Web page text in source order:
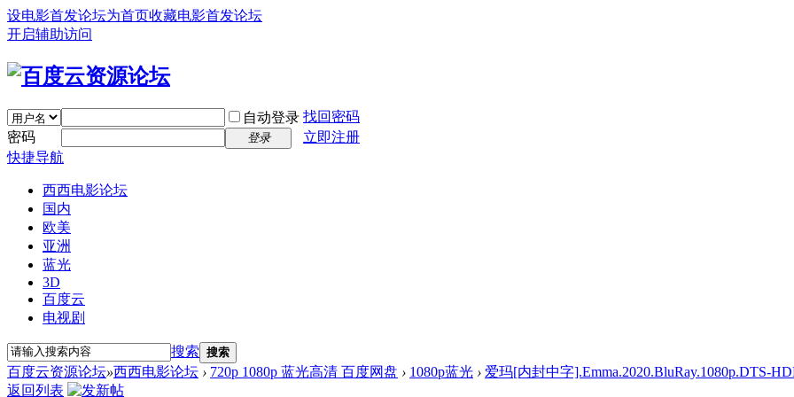
设电影首发论坛为首页收藏电影首发论坛
开启辅助访问
自动登录 找回密码
密码
登录
立即注册
快捷导航
西西电影论坛
国内
欧美
亚洲
蓝光
3D
百度云
电视剧
搜索 搜索
百度云资源论坛»西西电影论坛 › 720p 1080p 蓝光高清 百度网盘 › 1080p蓝光 › 爱玛[内封中字].Emma.2020.BluRay.1080p.DTS-
返回列表